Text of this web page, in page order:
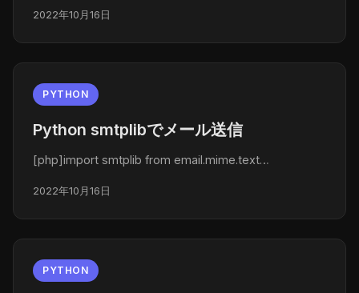
2022年10月16日
PYTHON
Python smtplibでメール送信
[php]import smtplib from email.mime.text…
2022年10月16日
PYTHON